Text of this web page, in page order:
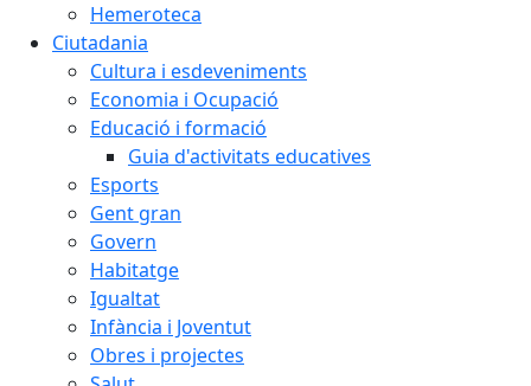
Hemeroteca
Ciutadania
Cultura i esdeveniments
Economia i Ocupació
Educació i formació
Guia d'activitats educatives
Esports
Gent gran
Govern
Habitatge
Igualtat
Infància i Joventut
Obres i projectes